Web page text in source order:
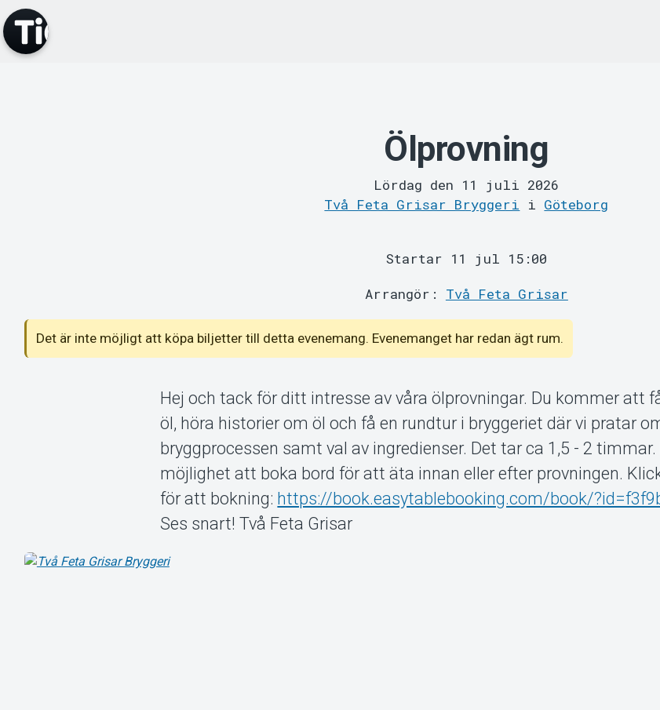
Ölprovning
Lördag den 11 juli 2026
Två Feta Grisar Bryggeri i Göteborg
Startar 11 jul 15:00
Arrangör: Två Feta Grisar
Det är inte möjligt att köpa biljetter till detta evenemang. Evenemanget har redan ägt rum.
Hej och tack för ditt intresse av våra ölprovningar. Du kommer att
öl, höra historier om öl och få en rundtur i bryggeriet där vi pratar
bryggprocessen samt val av ingredienser. Det tar ca 1,5 - 2 timmar.
möjlighet att boka bord för att äta innan eller efter provningen.
för att bokning: https://book.easytablebooking.com/book/
Ses snart! Två Feta Grisar